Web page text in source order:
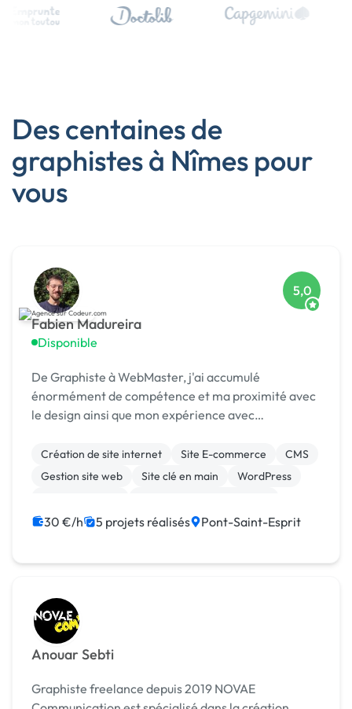
Des centaines de
graphistes à Nîmes pour
vous
Fabien Madureira
Disponible
5,0
De Graphiste à WebMaster, j'ai accumulé
énormément de compétence et ma proximité avec
le design ainsi que mon expérience avec
Suisse du web.
Création de site internet Site E-commerce
CMS
Gestion site web
Site clé en main
WordPress
Migration ou refonte de site
30 €/h 5 projets réalisés Pont-Saint-Esprit
Anouar Sebti
Graphiste freelance depuis 2019 NOVAE